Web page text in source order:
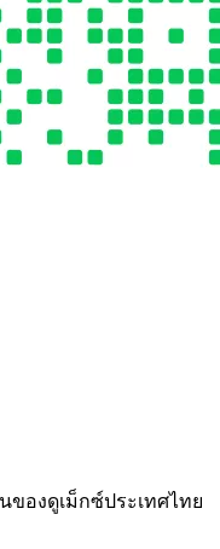
ของดูเม็กซ์ประเทศไทย